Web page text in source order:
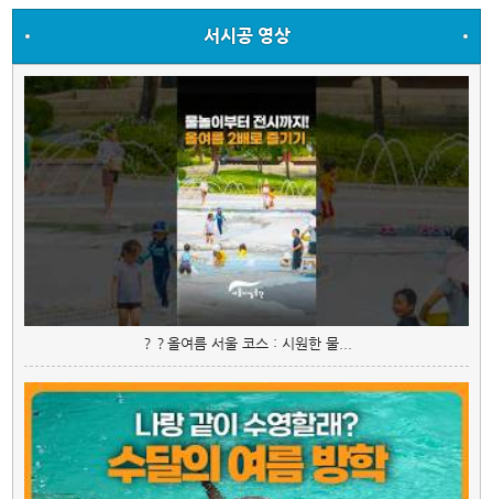
서시공 영상
？？올여름 서울 코스 : 시원한 물...